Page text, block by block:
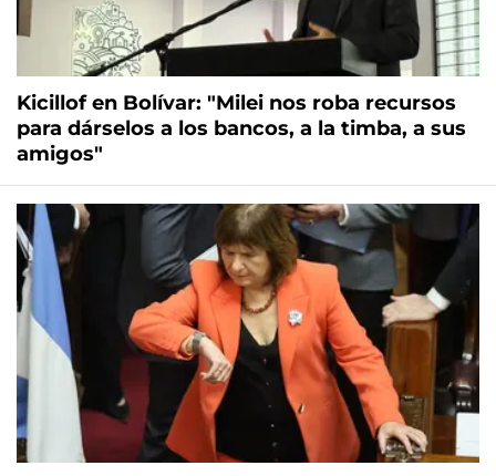
Kicillof en Bolívar: "Milei nos roba recursos
para dárselos a los bancos, a la timba, a sus
amigos"